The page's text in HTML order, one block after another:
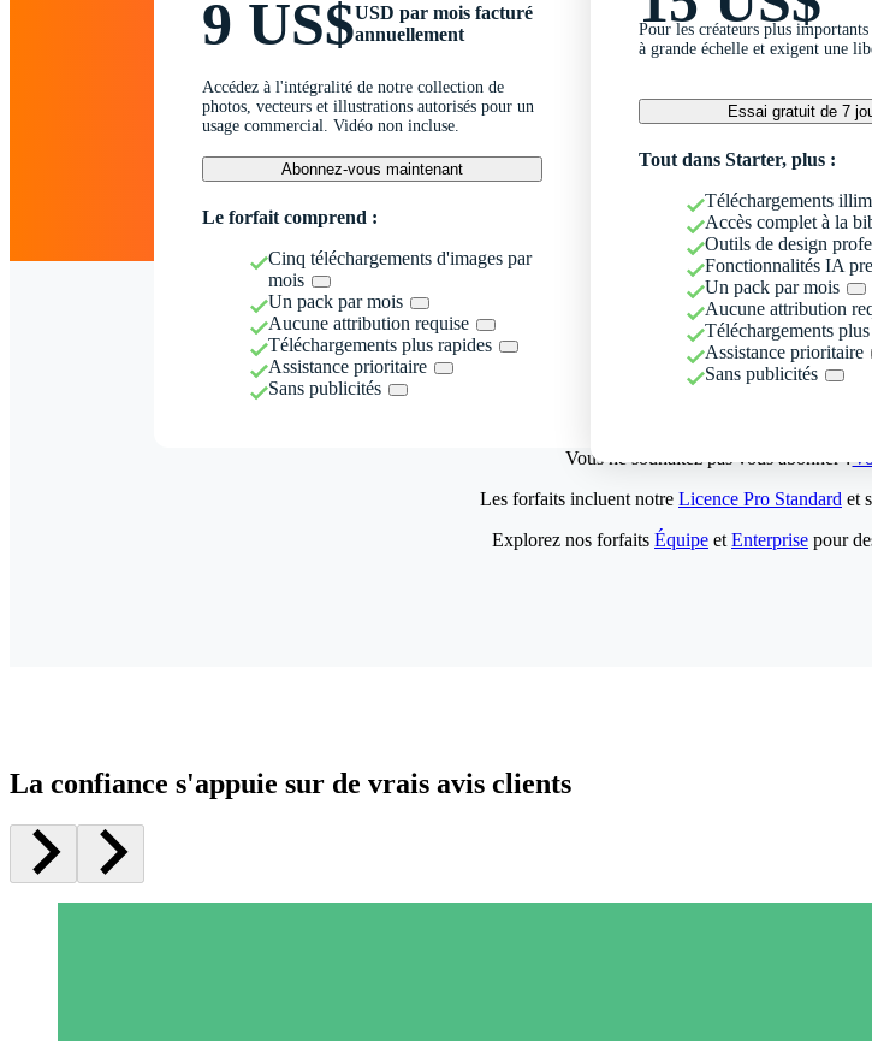
9 US$USD par mois facturé
annuellement
Accédez à l'intégralité de notre collection de
photos, vecteurs et illustrations autorisés pour un
usage commercial. Vidéo non incluse.
Abonnez-vous maintenant
Le forfait comprend :
Cinq téléchargements d'images par
mois
Un pack par mois
Aucune attribution requise
Téléchargements plus rapides
Assistance prioritaire
Sans publicités
Pour les créateurs plus
à grande échelle et exigent une
Essai gratuit de 7
Tout dans Starter, plus :
Téléchargements
Accès complet à la
Outils de design
Fonctionnalités IA
Un pack par mois
Aucune attribution
Téléchargements
Assistance prioritaire
Sans publicités
Vous ne souhaitez pas vous abonner ?
Les forfaits incluent notre Licence Pro Standard et
Explorez nos forfaits Équipe et Enterprise pour
La confiance s'appuie sur de vrais avis clients